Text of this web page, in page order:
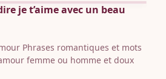
je t’aime avec un beau
Phrases romantiques et mots
femme ou homme et doux